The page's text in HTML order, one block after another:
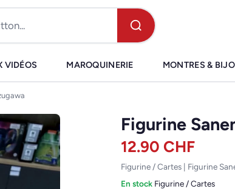
VIDÉOS MAROQUINERIE MONTRES &
Figurine
12.90 CHF
Figurine / Cartes | Figurine
En stock·Figurine / Cartes